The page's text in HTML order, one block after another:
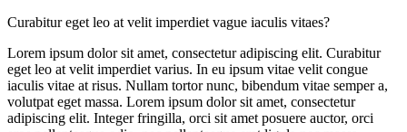
Curabitur eget leo at velit imperdiet vague iaculis vitaes?
Lorem ipsum dolor sit amet, consectetur adipiscing elit. Curabitur
eget leo at velit imperdiet varius. In eu ipsum vitae velit congue
iaculis vitae at risus. Nullam tortor nunc, bibendum vitae semper a,
volutpat eget massa. Lorem ipsum dolor sit amet, consectetur
adipiscing elit. Integer fringilla, orci sit amet posuere auctor, orci